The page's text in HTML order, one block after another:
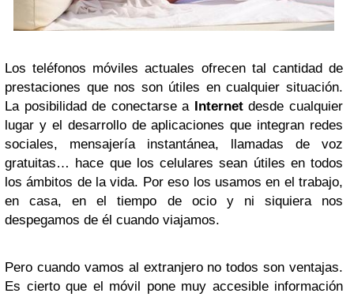
Los teléfonos móviles actuales ofrecen tal cantidad de
prestaciones que nos son útiles en cualquier situación.
La posibilidad de conectarse a
Internetdesde cualquier
lugar y el desarrollo de aplicaciones que integran redes
sociales, mensajería instantánea, llamadas de voz
gratuitas… hace que los celulares sean útiles en todos
los ámbitos de la vida. Por eso los usamos en el trabajo,
en casa, en el tiempo de ocio y ni siquiera nos
despegamos de él cuando viajamos.
Pero cuando vamos al extranjero no todos son ventajas.
Es cierto que el móvil pone muy accesible información